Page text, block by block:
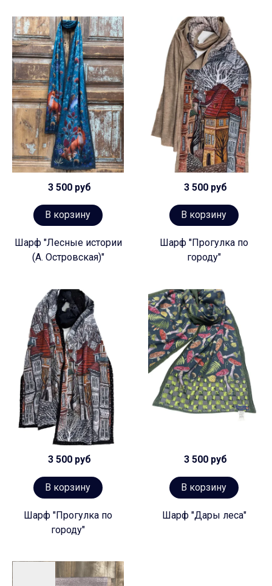
3 500 руб
В корзину
Шарф "Лесные истории
(А. Островская)"
3 500 руб
В корзину
Шарф "Прогулка по
городу"
3 500 руб
В корзину
Шарф "Прогулка по
городу"
3 500 руб
В корзину
Шарф "Дары леса"